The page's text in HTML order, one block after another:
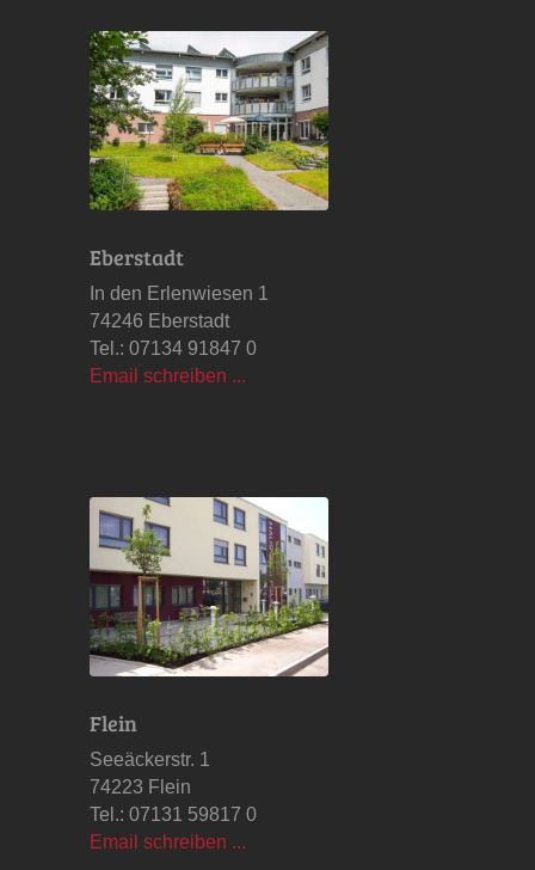
Eberstadt
In den Erlenwiesen 1
74246 Eberstadt
Tel.: 07134 91847 0
Email schreiben ...
Flein
Seeäckerstr. 1
74223 Flein
Tel.: 07131 59817 0
Email schreiben ...